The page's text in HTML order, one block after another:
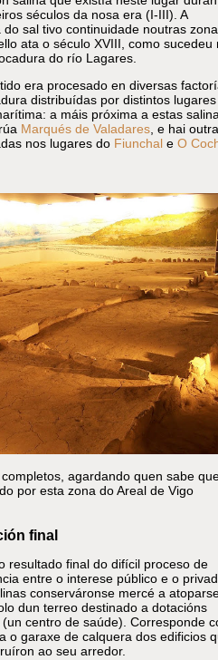
séculos da nosa era (I-III). A
do sal tivo continuidade noutras
ata o século XVIII, como sucedeu
do río Lagares.
era procesado en diversas
distribuídas por distintos
a máis próxima a estas
Marqués de Valadares, e hai
nos lugares do Fiunchale O
agardando quen sabe
por esta zona do Areal de Vigo
final
resultado final do difícil proceso de
entre o interese público e o
conserváronse mercé a
dun terreo destinado a dotacións
(un centro de saúde). Corresponde
o garaxe de calquera dos edificios
ao seu arredor.